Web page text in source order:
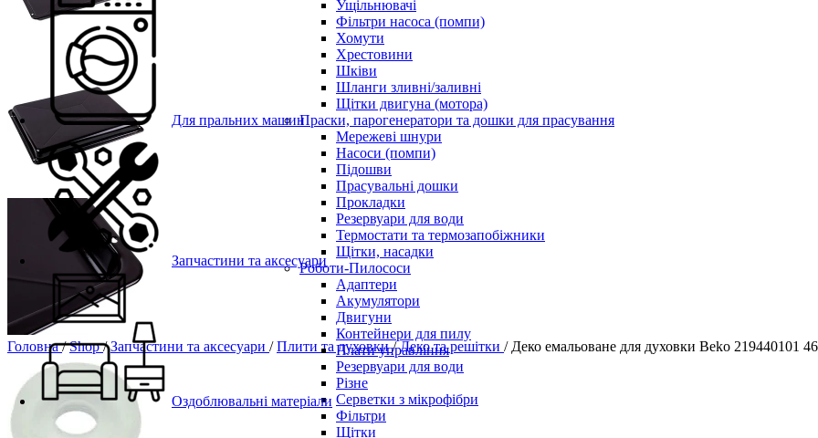
Ущільнювачі
Фільтри насоса (помпи)
Хомути
Хрестовини
Шківи
Шланги зливні/заливні
Щітки двигуна (мотора)
Праски, парогенератори та дошки для прасування
Мережеві шнури
Насоси (помпи)
Підошви
Прасувальні дошки
Прокладки
Резервуари для води
Термостати та термозапобіжники
Щітки, насадки
Роботи-Пилососи
Адаптери
Акумулятори
Двигуни
Контейнери для пилу
Плати управління
Резервуари для води
Різне
Серветки з мікрофібри
Фільтри
Щітки
Для пральних машин
Запчастини та аксесуари
Оздоблювальні матеріали
Головна/ Shop/ Запчастини та аксесуари / Плити та духовки/ Деко та решітки / Деко емальоване для духовки Beko 219440101